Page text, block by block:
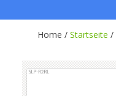
Home / Startseite /